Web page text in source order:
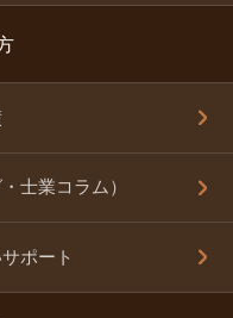
士業コラム）
ポート